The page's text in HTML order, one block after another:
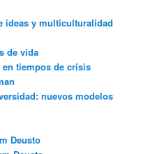
ideas y multiculturalidad
de vida
tiempos de crisis
nuevos modelos
Deusto